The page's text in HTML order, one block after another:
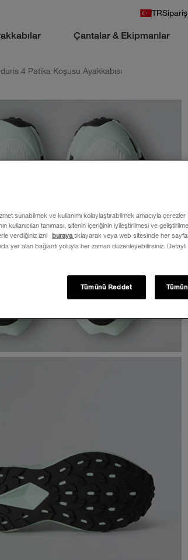
TR
Çantalar & Ekipmanlar
4 Patika Koşusu Ayakkabısı
sunabilmek ve kullanımı kolaylaştırabilmek amacıyla çerezler
kullanıcıları tanıması, sitenin içeriğinin iyileştirilmesi ve
verdiğiniz izni
burayatıklayarak veya web sitesinde her
yer alan bağlantı yoluyla her zaman düzenleyebilirsiniz.
Tümünü Reddet